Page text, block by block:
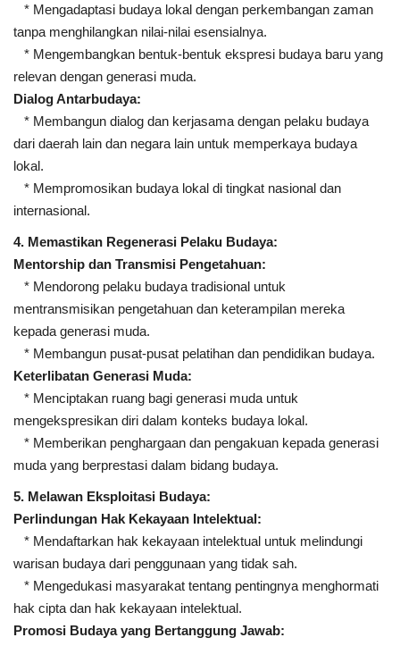
* Mengadaptasi budaya lokal dengan perkembangan zaman
tanpa menghilangkan nilai-nilai esensialnya.
* Mengembangkan bentuk-bentuk ekspresi budaya baru yang
relevan dengan generasi muda.
Dialog Antarbudaya:
* Membangun dialog dan kerjasama dengan pelaku budaya
dari daerah lain dan negara lain untuk memperkaya budaya
lokal.
* Mempromosikan budaya lokal di tingkat nasional dan
internasional.
4. Memastikan Regenerasi Pelaku Budaya:
Mentorship dan Transmisi Pengetahuan:
* Mendorong pelaku budaya tradisional untuk
mentransmisikan pengetahuan dan keterampilan mereka
kepada generasi muda.
* Membangun pusat-pusat pelatihan dan pendidikan budaya.
Keterlibatan Generasi Muda:
* Menciptakan ruang bagi generasi muda untuk
mengekspresikan diri dalam konteks budaya lokal.
* Memberikan penghargaan dan pengakuan kepada generasi
muda yang berprestasi dalam bidang budaya.
5. Melawan Eksploitasi Budaya:
Perlindungan Hak Kekayaan Intelektual:
* Mendaftarkan hak kekayaan intelektual untuk melindungi
warisan budaya dari penggunaan yang tidak sah.
* Mengedukasi masyarakat tentang pentingnya menghormati
hak cipta dan hak kekayaan intelektual.
Promosi Budaya yang Bertanggung Jawab: